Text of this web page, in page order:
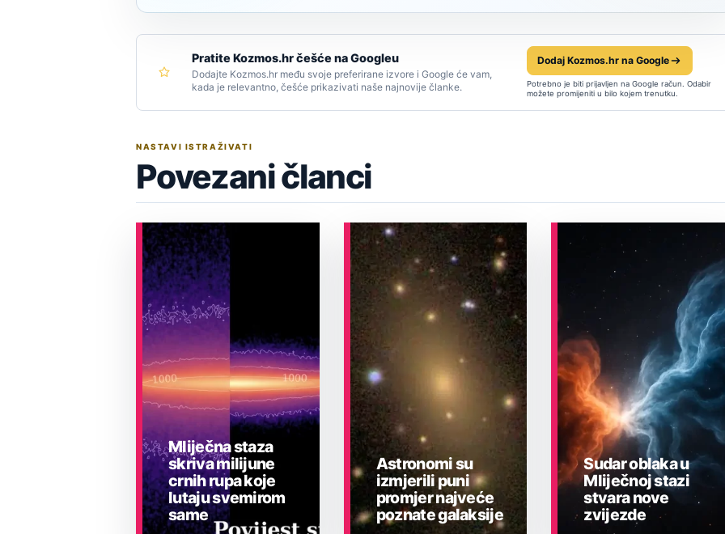
Pratite Kozmos.hr češće na Googleu
Dodajte Kozmos.hr među svoje preferirane izvore i Google će vam,
kada je relevantno, češće prikazivati naše najnovije članke.
Dodaj Kozmos.hr na Google
Potrebno je biti prijavljen na Google račun. Odabir
možete promijeniti u bilo kojem trenutku.
NASTAVI ISTRAŽIVATI
Povezani članci
Mliječna staza
skriva milijune
crnih rupa koje
lutaju svemirom
same
Astronomi su
izmjerili puni
promjer najveće
poznate galaksije
Sudar oblaka u
Mliječnoj stazi
stvara nove
zvijezde